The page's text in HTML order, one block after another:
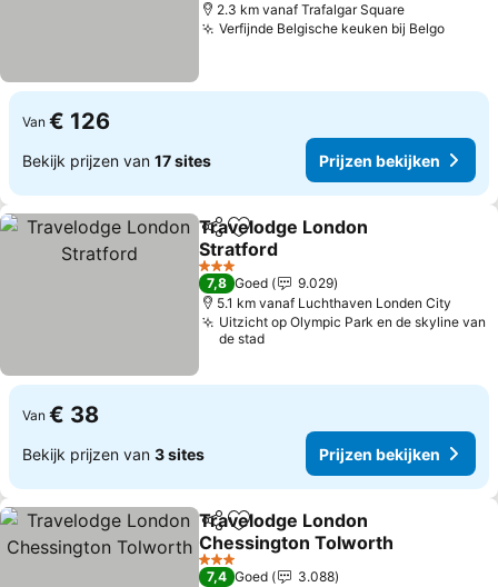
2.3 km vanaf Trafalgar Square
Verfijnde Belgische keuken bij Belgo
Van € 126
Bekijk prijzen van 17 sites Prijzen bekijken
DelenToevoegen aan favorieten
Travelodge London
Stratford
Prijzen bekijken
3 Sterren
7,8 Goed
9.029
5.1 km vanaf Luchthaven Londen City
Uitzicht op Olympic Park en de skyline van
de stad
Van € 38
Bekijk prijzen van 3 sites Prijzen bekijken
DelenToevoegen aan favorieten
Travelodge London
Chessington Tolworth
Prijzen bekijken
3 Sterren
7,4 Goed
3.088